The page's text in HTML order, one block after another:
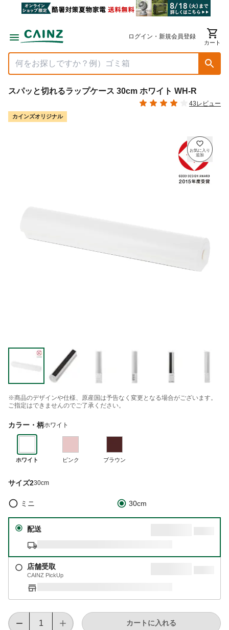
ログイン・新規会員登録
カート
スパッと切れるラップケース 30cm ホワイト WH-R
43レビュー
カインズオリジナル
※商品のデザインや仕様、原産国は予告なく変更となる場合がございます。
ご指定はできませんのでご了承ください。
カラー・柄ホワイト
ホワイト ピンク ブラウン
サイズ230cm
ミニ 30cm
配送
店舗受取
CAINZ PickUp
カートに入れる